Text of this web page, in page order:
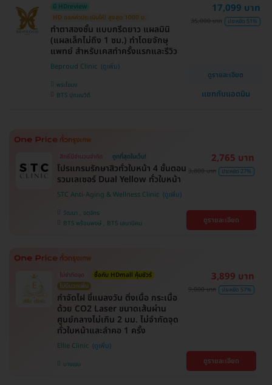
มี HDreview
HD ออกค่าประเมินให้! สูงสุด 1000 บ.
ทำตาสองชั้น แบบกรีดยาว แผลมินิ
(แผลเล็กไม่ถึง 1 ซม.) ทำโดยจักษุ
แพทย์ สำหรับเคสทำครั้งแรกและรีวิว
Beproud Clinic
พระโขนง
BTS ปุณณวิถี
17,099 บาท
35,000 บาท ประหยัด 51%
ดูรายละเอียด
แชทกับแอดมิน
สิทธิ์มีจำนวนจำกัด ถูกที่สุดในเว็บ!
โปรแกรมรักษาสิวทั่วใบหน้า 4 ขั้นตอน
รวมเลเซอร์ Dual Yellow ทั่วใบหน้า
STC Anti-Aging & Wellness Clinic
วัฒนา , จตุจักร
BTS พร้อมพงษ์ , BTS เสนานิคม
2,765 บาท
3,800 บาท ประหยัด 27%
ดูรายละเอียด
ไม่จำกัดจุด
ซื้อกับ HDmall คุ้มชัวร์
ไม่มีบวกเพิ่ม
กำจัดไฝ ขี้แมลงวัน ติ่งเนื้อ กระเนื้อ
ด้วย CO2 Laser ขนาดเส้นผ่าน
ศูนย์กลางไม่เกิน 2 มม. ไม่จำกัดจุด
ทั่วใบหน้าและลำคอ 1 ครั้ง
Ellie Clinic
บางเขน
3,899 บาท
9,000 บาท ประหยัด 57%
ดูรายละเอียด